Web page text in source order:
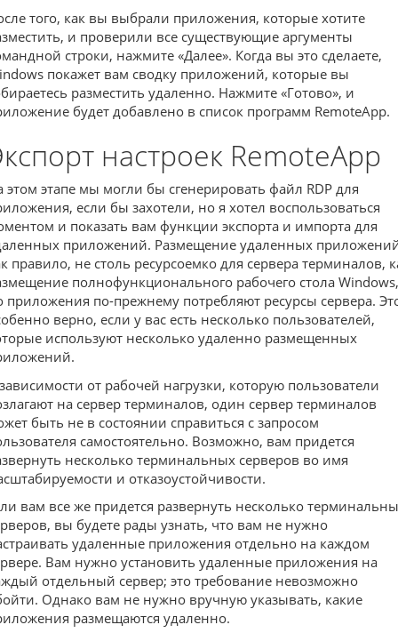
того, как вы выбрали приложения, которые хотите
и проверили все существующие аргументы
строки, нажмите «Далее». Когда вы это сделаете,
покажет вам сводку приложений, которые вы
разместить удаленно. Нажмите «Готово», и
будет добавлено в список программ RemoteApp.
настроек RemoteApp
этом этапе мы могли бы сгенерировать файл RDP для
если бы захотели, но я хотел воспользоваться
и показать вам функции экспорта и импорта для
приложений. Размещение удаленных
правило, не столь ресурсоемко для сервера терминалов,
полнофункционального рабочего стола Windows,
приложения по-прежнему потребляют ресурсы сервера.
верно, если у вас есть несколько пользователей,
используют несколько удаленно размещенных
от рабочей нагрузки, которую пользователи
на сервер терминалов, один сервер терминалов
быть не в состоянии справиться с запросом
самостоятельно. Возможно, вам придется
несколько терминальных серверов во имя
и отказоустойчивости.
вам все же придется развернуть несколько
вы будете рады узнать, что вам не нужно
удаленные приложения отдельно на каждом
Вам нужно установить удаленные приложения на
отдельный сервер; это требование невозможно
Однако вам не нужно вручную указывать, какие
размещаются удаленно.